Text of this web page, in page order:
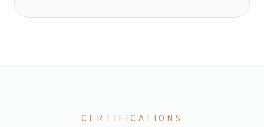
CERTIFICATIONS